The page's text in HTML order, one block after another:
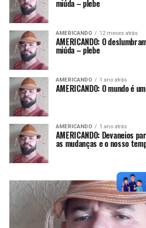
miúda – plebe
AMERICANDO 12 meses atrás
AMERICANDO: O
miúda – plebe
AMERICANDO 1 ano atrás
AMERICANDO: O mundo é
AMERICANDO 1 ano atrás
AMERICANDO: Devaneios
as mudanças e o nosso